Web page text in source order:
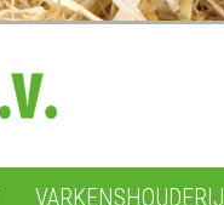
VARKENSHOUDERIJ